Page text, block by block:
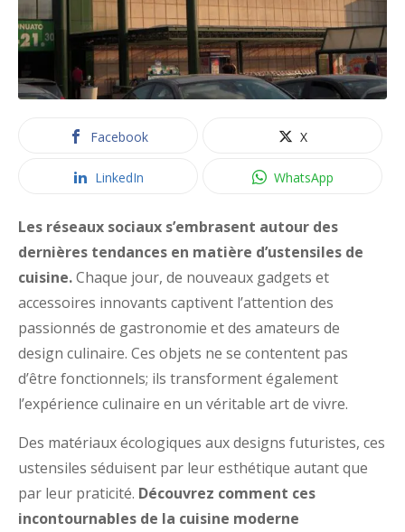
Facebook X
LinkedIn WhatsApp
Les réseaux sociaux s’embrasent autour des
dernières tendances en matière d’ustensiles de
cuisine.Chaque jour, de nouveaux gadgets et
accessoires innovants captivent l’attention des
passionnés de gastronomie et des amateurs de
design culinaire. Ces objets ne se contentent pas
d’être fonctionnels; ils transforment également
l’expérience culinaire en un véritable art de vivre.
Des matériaux écologiques aux designs futuristes, ces
ustensiles séduisent par leur esthétique autant que
par leur praticité. Découvrez comment ces
incontournables de la cuisine moderne